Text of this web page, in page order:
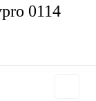
0114